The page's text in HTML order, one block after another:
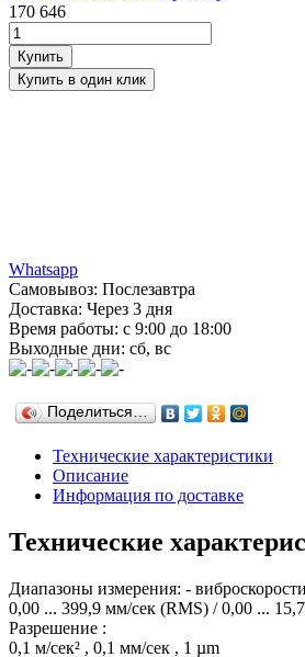
170 646
Whatsapp
Самовывоз: Послезавтра
Доставка: Через 3 дня
Время работы: с 9:00 до 18:00
Выходные дни: сб, вс
Поделиться…
Технические характеристики
Описание
Информация по доставке
Технические
Диапазоны измерения: -
0,00 ... 399,9 мм/сек (RMS) / 0,00 ...
Разрешение :
0,1 м/сек² , 0,1 мм/сек , 1 µm